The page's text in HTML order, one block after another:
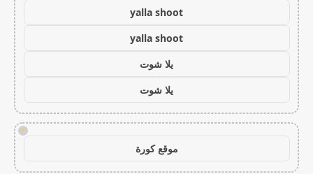
yalla shoot
yalla shoot
يلا شوت
يلا شوت
!
موقع كورة